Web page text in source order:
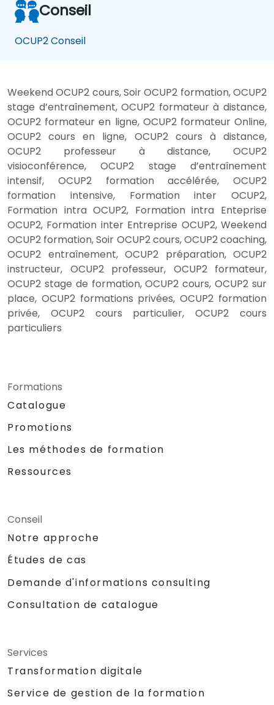
Conseil
OCUP2 Conseil
Weekend OCUP2 cours, Soir OCUP2 formation, OCUP2
stage d’entraînement, OCUP2 formateur à distance,
OCUP2 formateur en ligne, OCUP2 formateur Online,
OCUP2 cours en ligne, OCUP2 cours à distance,
OCUP2 professeur à distance, OCUP2
visioconférence, OCUP2 stage d’entraînement
intensif, OCUP2 formation accélérée, OCUP2
formation intensive, Formation inter OCUP2,
Formation intra OCUP2, Formation intra Enteprise
OCUP2, Formation inter Entreprise OCUP2, Weekend
OCUP2 formation, Soir OCUP2 cours, OCUP2 coaching,
OCUP2 entraînement, OCUP2 préparation, OCUP2
instructeur, OCUP2 professeur, OCUP2 formateur,
OCUP2 stage de formation, OCUP2 cours, OCUP2 sur
place, OCUP2 formations privées, OCUP2 formation
privée, OCUP2 cours particulier, OCUP2 cours
particuliers
Formations
Catalogue
Promotions
Les méthodes de formation
Ressources
Conseil
Notre approche
Études de cas
Demande d'informations consulting
Consultation de catalogue
Services
Transformation digitale
Service de gestion de la formation